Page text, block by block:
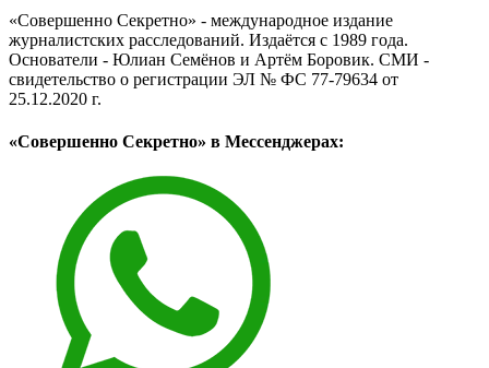
«Совершенно Секретно» - международное издание
журналистских расследований. Издаётся с 1989 года.
Основатели - Юлиан Семёнов и Артём Боровик. CМИ -
свидетельство о регистрации ЭЛ № ФС 77-79634 от
25.12.2020 г.
«Совершенно Секретно» в Мессенджерах: